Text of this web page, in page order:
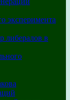
эксперимента
в